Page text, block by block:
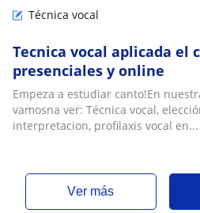
Técnica vocal
Tecnica vocal aplicada el
presenciales y online
Empeza a estudiar canto!En
vamosna ver: Técnica vocal,
interpretacion, profilaxis vocal en...
ver más